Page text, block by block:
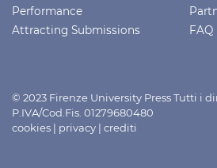
Performance
Attracting Submissions
FAQ
© 2023 Firenze University Press Tutti i
P.IVA/Cod.Fis. 01279680480
cookies | privacy | crediti